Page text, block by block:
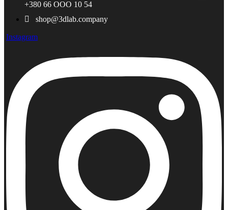
+380 66 ООО 10 54
shop@3dlab.company
Instagram